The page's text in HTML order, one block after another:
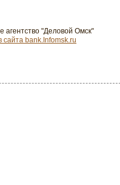
"Деловой Омск"
bank.Infomsk.ru